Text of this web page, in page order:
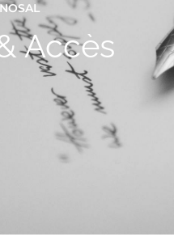
Accès